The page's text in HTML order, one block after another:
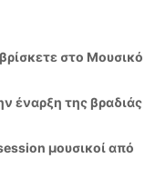
στο Μουσικό
έναρξη της βραδιάς
μουσικοί από